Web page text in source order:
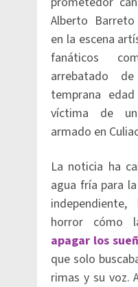
Alberto
en la escena
fanáticos
arrebatado
temprana
víctima de
armado en
La noticia ha
agua fría para
horror cómo
apagar los
que solo
rimas y su voz.